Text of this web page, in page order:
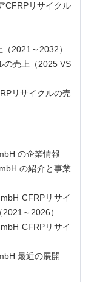
上（2021～2032）
GmbH の企業情報
～2026）
GmbH 最近の展開